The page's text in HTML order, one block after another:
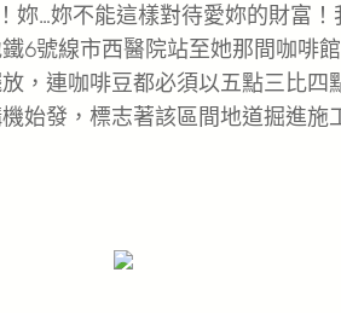
…妳不能這樣對待愛妳的財富！
6號線市西醫院站至她那間咖啡
，連咖啡豆都必須以五點三比四
始發，標志著該區間地道掘進施